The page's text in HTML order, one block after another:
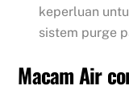
keperluan
sistem purge
Macam Air